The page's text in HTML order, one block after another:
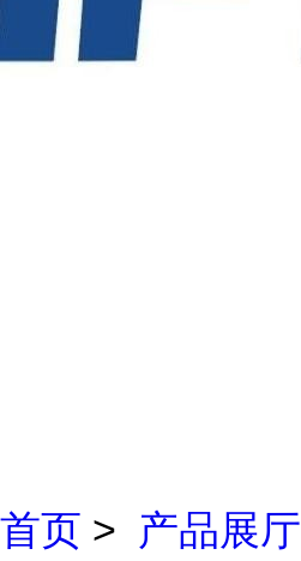
首页 > 产品展厅